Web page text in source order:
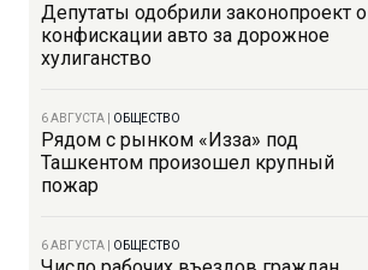
Депутаты одобрили законопроект о
конфискации авто за дорожное
хулиганство
6 АВГУСТА ОБЩЕСТВО
Рядом с рынком «Изза» под
Ташкентом произошел крупный
пожар
6 АВГУСТА ОБЩЕСТВО